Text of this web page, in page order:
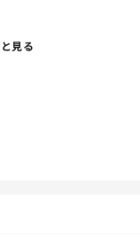
見る